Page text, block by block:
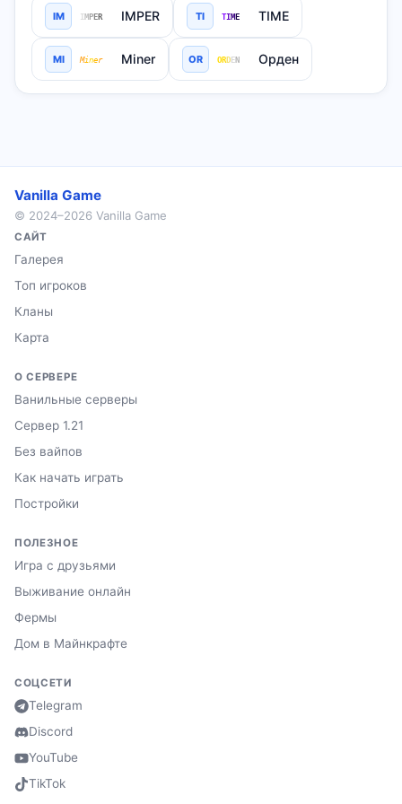
sergei_k ✓
⚔ 0 · 💀 1
sukyna
IM I M P E R IMPER TI TIM E TIME
MI Miner Miner OR OR D EN Орден
Vanilla Game
© 2024–2026 Vanilla Game
САЙТ
Галерея
Топ игроков
Кланы
Карта
О СЕРВЕРЕ
Ванильные серверы
Сервер 1.21
Без вайпов
Как начать играть
Постройки
ПОЛЕЗНОЕ
Игра с друзьями
Выживание онлайн
Фермы
Дом в Майнкрафте
СОЦСЕТИ
Telegram
Discord
YouTube
TikTok